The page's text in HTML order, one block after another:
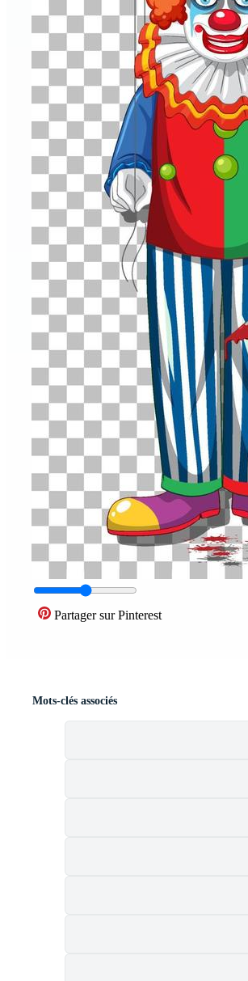
Partager sur Pinterest
Mots-clés associés